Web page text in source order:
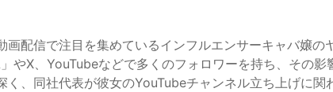
画配信で注目を集めているインフルエンサーキャバ嬢の
やX、YouTubeなどで多くのフォロワーを持ち、その影
く、同社代表が彼女のYouTubeチャンネル立ち上げに関